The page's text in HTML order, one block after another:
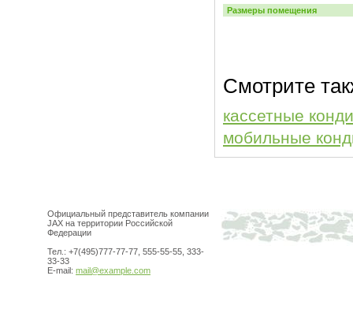
Размеры помещения
Смотрите
кассетные
мобильные
Официальный представитель компании
JAX на территории Российской
Федерации
Тел.: +7(495)777-77-77, 555-55-55, 333-
33-33
E-mail: mail@example.com